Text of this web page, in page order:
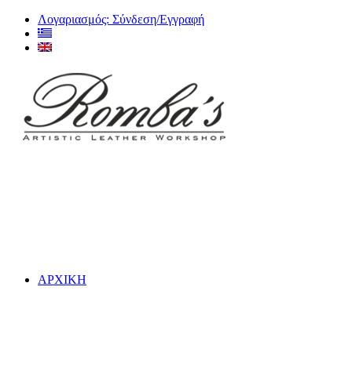
Λογαριασμός: Σύνδεση/Εγγραφή
ΑΡΧΙΚΗ